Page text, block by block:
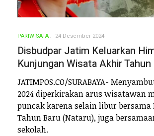
PARIWISATA 24 Desember 2024
Disbudpar Jatim Keluarkan
Kunjungan Wisata Akhir
JATIMPOS.CO/SURABAYA-
2024 diperkirakan arus wisatawan
puncak karena selain libur bersama
Tahun Baru (Nataru), juga
sekolah.